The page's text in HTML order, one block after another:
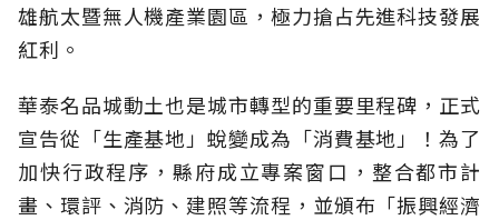
雄航太暨無人機產業園區，極力搶占先進科技發展
紅利。
華泰名品城動土也是城市轉型的重要里程碑，正式
宣告從「生產基地」蛻變成為「消費基地」！為了
加快行政程序，縣府成立專案窗口，整合都市計
畫、環評、消防、建照等流程，並頒布「振興經濟